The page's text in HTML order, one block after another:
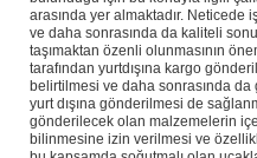
arasında yer almaktadır. Neticede
ve daha sonrasında da kaliteli
taşımaktan özenli olunmasının
tarafından yurtdışına kargo
belirtilmesi ve daha sonrasında da
yurt dışına gönderilmesi de
gönderilecek olan malzemelerin
bilinmesine izin verilmesi ve